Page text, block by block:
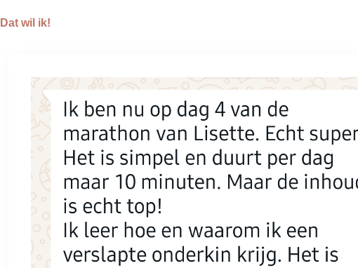
Dat wil ik!